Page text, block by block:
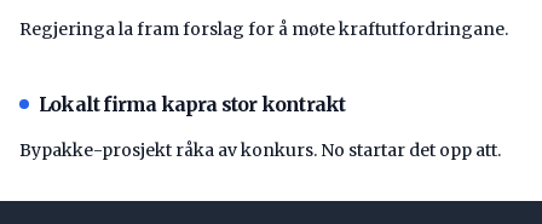
Regjeringa la fram forslag for å møte kraftutfordringane.
Lokalt firma kapra stor kontrakt
Bypakke-prosjekt råka av konkurs. No startar det opp att.